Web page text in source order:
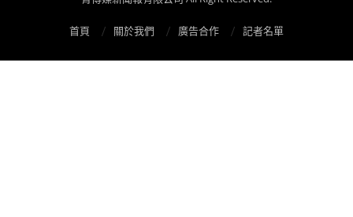
首頁 關於我們 廣告合作 記者名單